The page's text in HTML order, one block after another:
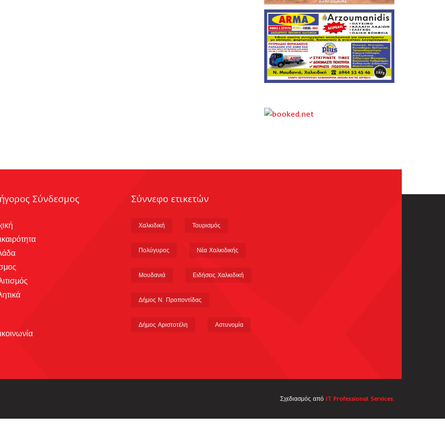
Σύνδεσμος Σύννεφο ετικετών
Χαλκιδική Τουρισμός
Πολύγυρος Νέα Χαλκιδικής
Μουδανιά Ειδήσεις Χαλκιδική
Δήμος Ν. Προποντίδας
Δήμος Αριστοτέλη Αστυνομία
Σχεδιασμός από IT Professional Services.